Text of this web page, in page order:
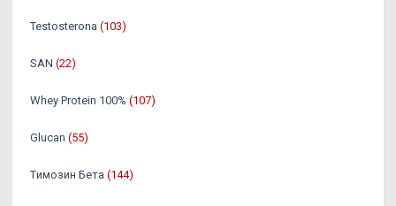
Testosterona (103)
SAN (22)
Whey Protein 100% (107)
Glucan (55)
Tимозин Бета (144)